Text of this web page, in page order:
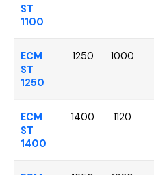
ST
1100
ECM
ST
1250
1250 1000
ECM
ST
1400
1400 1120